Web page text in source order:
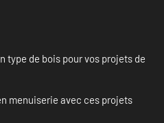
type de bois pour vos projets de
menuiserie avec ces projets